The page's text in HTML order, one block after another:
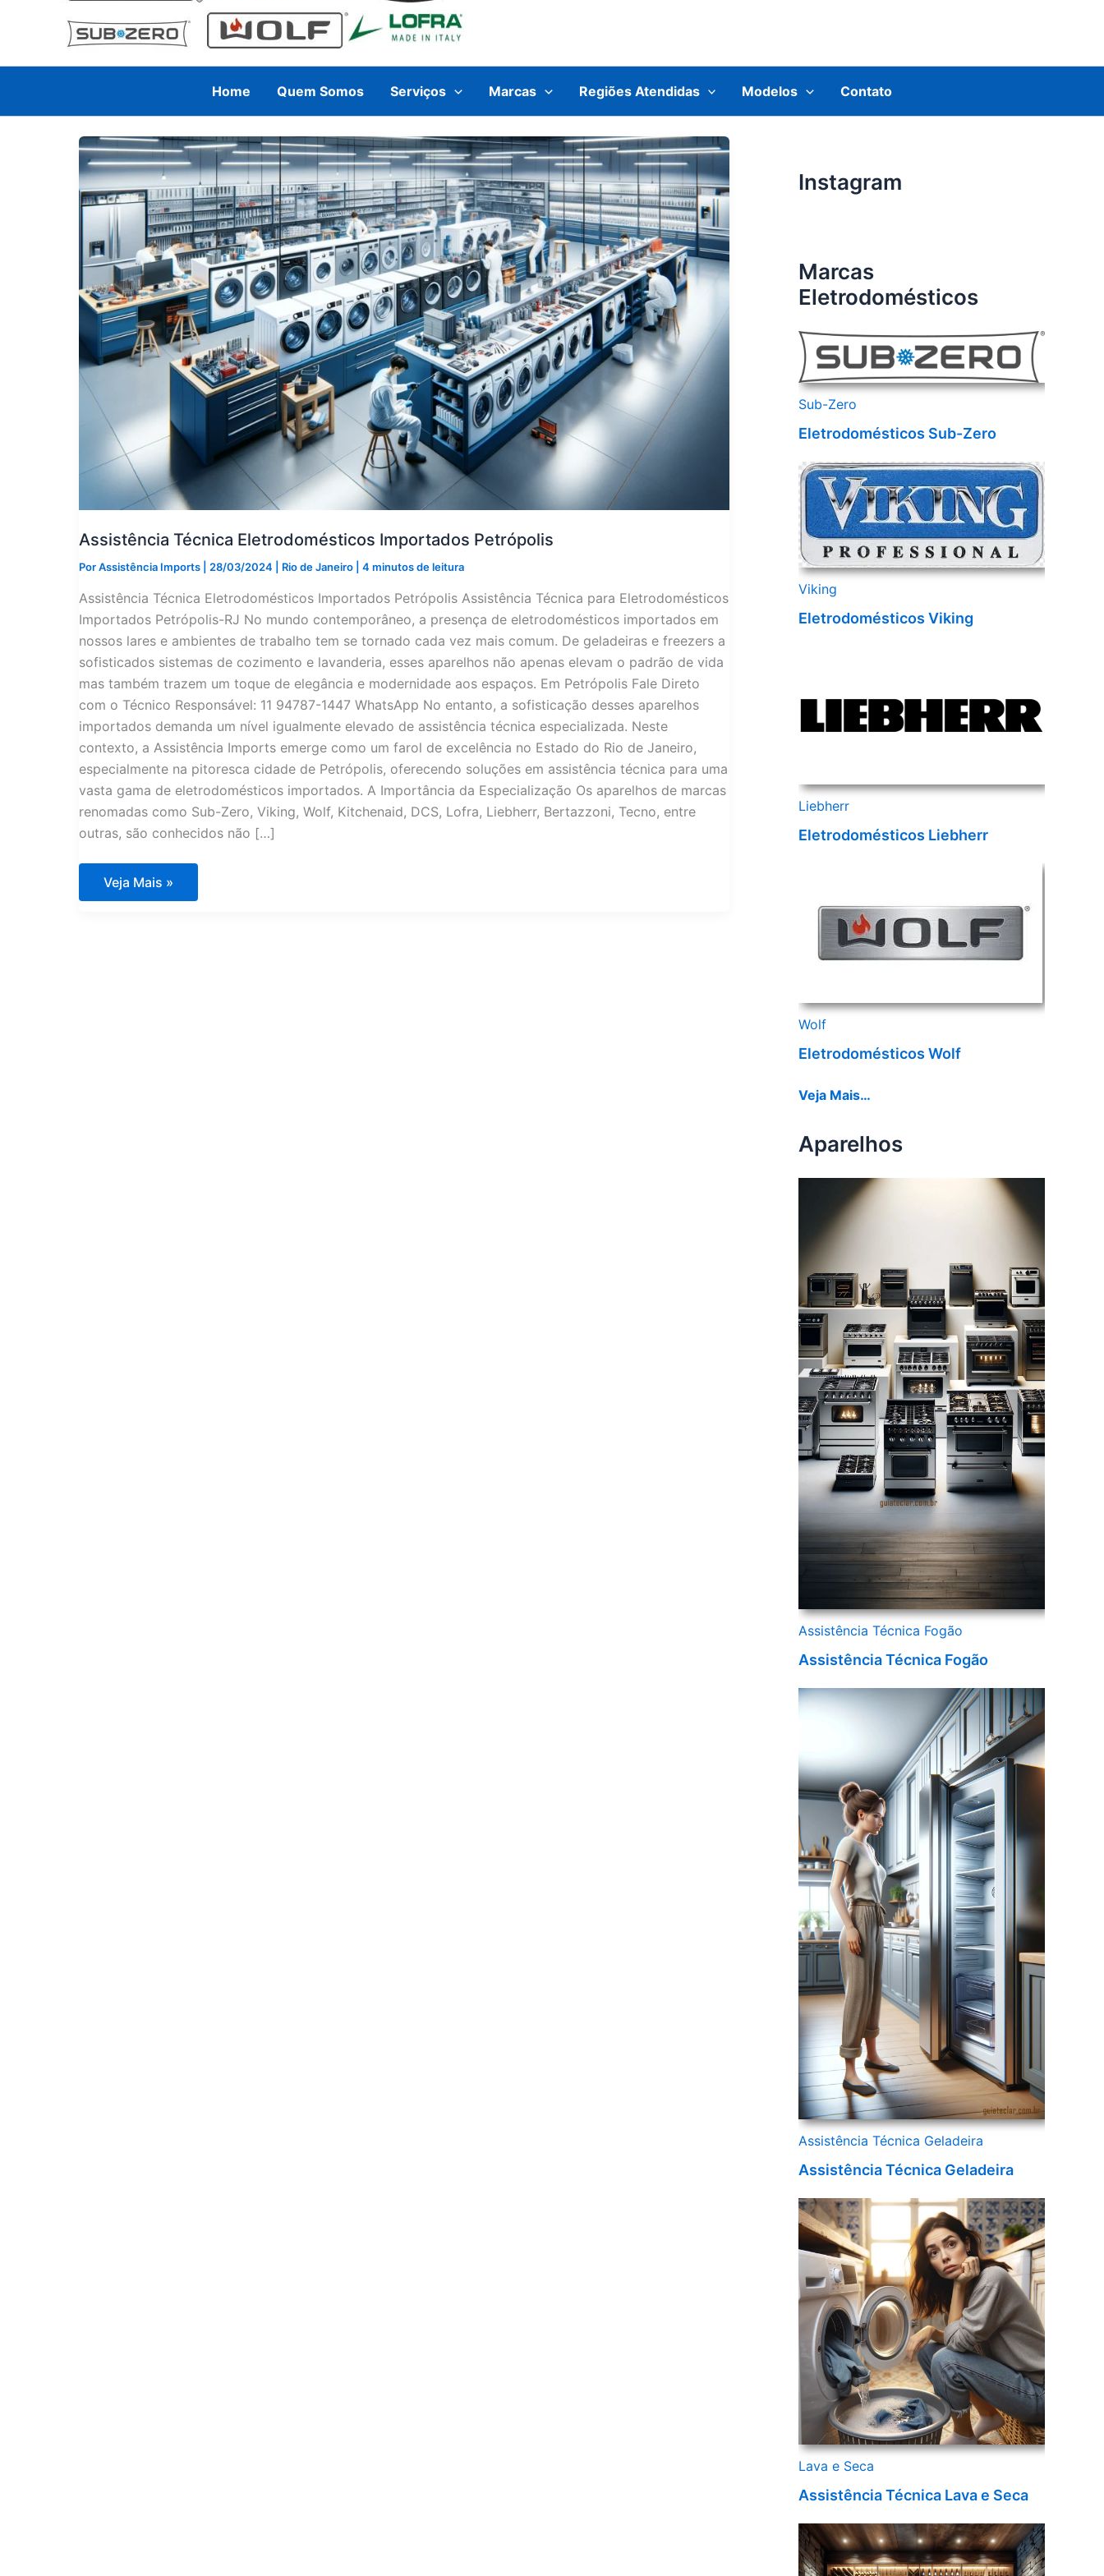
Home Quem Somos Serviços Marcas Regiões Atendidas Modelos Contato
Assistência Técnica Eletrodomésticos Importados Petrópolis
PorAssistência Imports 28/03/2024 Rio de Janeiro 4 minutos de leitura
Assistência Técnica Eletrodomésticos Importados Petrópolis Assistência Técnica para Eletrodomésticos
Importados Petrópolis-RJ No mundo contemporâneo, a presença de eletrodomésticos importados em
nossos lares e ambientes de trabalho tem se tornado cada vez mais comum. De geladeiras e freezers a
sofisticados sistemas de cozimento e lavanderia, esses aparelhos não apenas elevam o padrão de vida
mas também trazem um toque de elegância e modernidade aos espaços. Em Petrópolis Fale Direto
com o Técnico Responsável: 11 94787-1447 WhatsApp No entanto, a sofisticação desses aparelhos
importados demanda um nível igualmente elevado de assistência técnica especializada. Neste
contexto, a Assistência Imports emerge como um farol de excelência no Estado do Rio de Janeiro,
especialmente na pitoresca cidade de Petrópolis, oferecendo soluções em assistência técnica para uma
vasta gama de eletrodomésticos importados. A Importância da Especialização Os aparelhos de marcas
renomadas como Sub-Zero, Viking, Wolf, Kitchenaid, DCS, Lofra, Liebherr, Bertazzoni, Tecno, entre
outras, são conhecidos não […]
Assistência
Técnica
Veja Mais »
Instagram
Marcas
Eletrodomésticos
Sub-Zero
Eletrodomésticos Sub-Zero
Viking
Eletrodomésticos Viking
Liebherr
Eletrodomésticos Liebherr
Wolf
Eletrodomésticos Wolf
Veja Mais…
Aparelhos
Assistência Técnica Fogão
Assistência Técnica Fogão
Assistência Técnica Geladeira
Assistência Técnica Geladeira
Lava e Seca
Assistência Técnica Lava e Seca